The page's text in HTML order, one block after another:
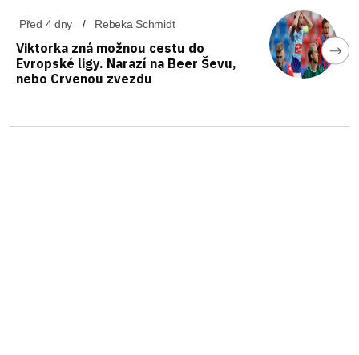
Před 4 dny Rebeka Schmidt
Viktorka zná možnou cestu do
Evropské ligy. Narazí na Beer Ševu,
nebo Crvenou zvezdu